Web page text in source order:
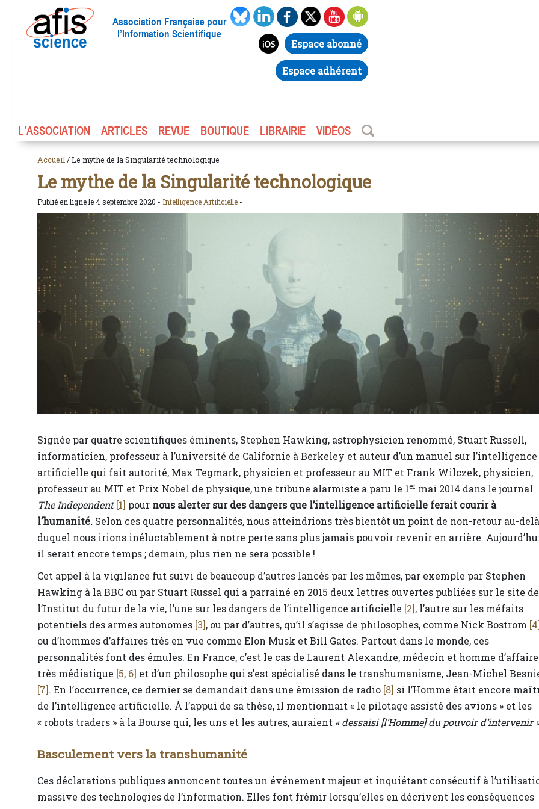
Association Française pour
l’Information Scientifique
Espace abonné
Espace adhérent
L’ASSOCIATION ARTICLES REVUE BOUTIQUE LIBRAIRIE VIDÉOS
Accueil / Le mythe de la Singularité technologique
Le mythe de la Singularité technologique
Publié en ligne le 4 septembre 2020 - Intelligence Artificielle -
Signée par quatre scientifiques éminents, Stephen Hawking, astrophysicien renommé, Stuart Russell,
informaticien, professeur à l’université de Californie à Berkeley et auteur d’un manuel sur l’intelligence
artificielle qui fait autorité, Max Tegmark, physicien et professeur au MIT et Frank Wilczek, physicien,
professeur au MIT et Prix Nobel de physique, une tribune alarmiste a paru le 1er mai 2014 dans le journal
The Independent [1] pour nous alerter sur des dangers que l’intelligence artificielle ferait courir à
l’humanité. Selon ces quatre personnalités, nous atteindrions très bientôt un point de non-retour au-delà
duquel nous irions inéluctablement à notre perte sans plus jamais pouvoir revenir en arrière.
il serait encore temps ; demain, plus rien ne sera possible !
Cet appel à la vigilance fut suivi de beaucoup d’autres lancés par les mêmes, par exemple par Stephen
Hawking à la BBC ou par Stuart Russel qui a parrainé en 2015 deux lettres ouvertes publiées sur le site de
l’Institut du futur de la vie, l’une sur les dangers de l’intelligence artificielle [2], l’autre sur les méfaits
potentiels des armes autonomes [3], ou par d’autres, qu’il s’agisse de philosophes, comme Nick Bostrom
ou d’hommes d’affaires très en vue comme Elon Musk et Bill Gates. Partout dans le monde, ces
personnalités font des émules. En France, c’est le cas de Laurent Alexandre, médecin et homme d’affaire
très médiatique [5, 6] et d’un philosophe qui s’est spécialisé dans le transhumanisme, Jean-Michel
[7]. En l’occurrence, ce dernier se demandait dans une émission de radio [8] si l’Homme était encore
de l’intelligence artificielle. À l’appui de sa thèse, il mentionnait « le pilotage assisté des avions » et les
« robots traders » à la Bourse qui, les uns et les autres, auraient « dessaisi [l’Homme] du pouvoir d’intervenir
Basculement vers la transhumanité
Ces déclarations publiques annoncent toutes un événement majeur et inquiétant consécutif à
massive des technologies de l’information. Elles font frémir lorsqu’elles en décrivent les conséquences